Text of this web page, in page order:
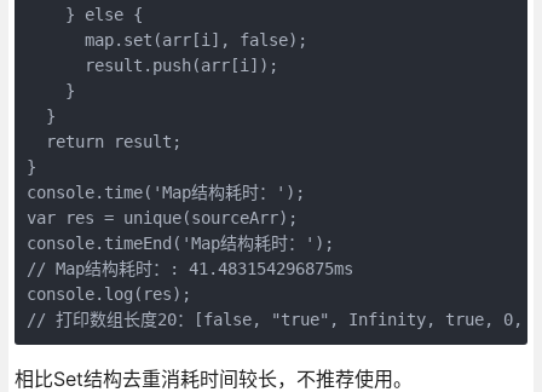
    } else {
      map.set(arr[i], false);
      result.push(arr[i]);
    }
  }
  return result;
}
console.time('Map结构耗时：');
var res = unique(sourceArr);
console.timeEnd('Map结构耗时：');
// Map结构耗时：: 41.483154296875ms
console.log(res);
// 打印数组长度20：[false, "true", Infinity,
相比Set结构去重消耗时间较长，不推荐使用。